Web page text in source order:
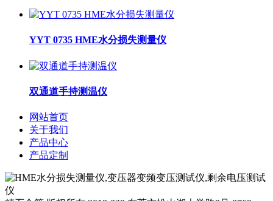
YYT 0735 HME水分损失测量仪
双通道手持测温仪
网站首页
关于我们
产品中心
产品定制